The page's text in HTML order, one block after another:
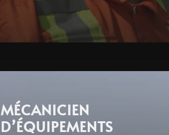
MÉCANICIEN
D’ÉQUIPEMENTS